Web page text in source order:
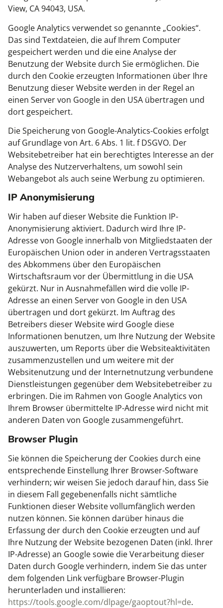
View, CA 94043, USA.
Google Analytics verwendet so genannte „Cookies“.
Das sind Textdateien, die auf Ihrem Computer
gespeichert werden und die eine Analyse der
Benutzung der Website durch Sie ermöglichen. Die
durch den Cookie erzeugten Informationen über Ihre
Benutzung dieser Website werden in der Regel an
einen Server von Google in den USA übertragen und
dort gespeichert.
Die Speicherung von Google-Analytics-Cookies erfolgt
auf Grundlage von Art. 6 Abs. 1 lit. f DSGVO. Der
Websitebetreiber hat ein berechtigtes Interesse an der
Analyse des Nutzerverhaltens, um sowohl sein
Webangebot als auch seine Werbung zu optimieren.
IP Anonymisierung
Wir haben auf dieser Website die Funktion IP-
Anonymisierung aktiviert. Dadurch wird Ihre IP-
Adresse von Google innerhalb von Mitgliedstaaten der
Europäischen Union oder in anderen Vertragsstaaten
des Abkommens über den Europäischen
Wirtschaftsraum vor der Übermittlung in die USA
gekürzt. Nur in Ausnahmefällen wird die volle IP-
Adresse an einen Server von Google in den USA
übertragen und dort gekürzt. Im Auftrag des
Betreibers dieser Website wird Google diese
Informationen benutzen, um Ihre Nutzung der Website
auszuwerten, um Reports über die Websiteaktivitäten
zusammenzustellen und um weitere mit der
Websitenutzung und der Internetnutzung verbundene
Dienstleistungen gegenüber dem Websitebetreiber zu
erbringen. Die im Rahmen von Google Analytics von
Ihrem Browser übermittelte IP-Adresse wird nicht mit
anderen Daten von Google zusammengeführt.
Browser Plugin
Sie können die Speicherung der Cookies durch eine
entsprechende Einstellung Ihrer Browser-Software
verhindern; wir weisen Sie jedoch darauf hin, dass Sie
in diesem Fall gegebenenfalls nicht sämtliche
Funktionen dieser Website vollumfänglich werden
nutzen können. Sie können darüber hinaus die
Erfassung der durch den Cookie erzeugten und auf
Ihre Nutzung der Website bezogenen Daten (inkl. Ihrer
IP-Adresse) an Google sowie die Verarbeitung dieser
Daten durch Google verhindern, indem Sie das unter
dem folgenden Link verfügbare Browser-Plugin
herunterladen und installieren:
https://tools.google.com/dlpage/gaoptout?hl=de.